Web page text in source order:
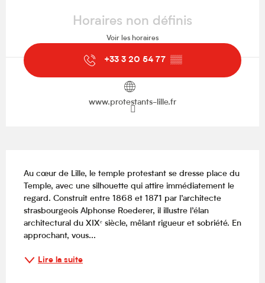
Horaires non définis
Voir les horaires
+33 3 20 54 77 ▒▒
www.protestants-lille.fr
Au cœur de Lille, le temple protestant se dresse place du
Temple, avec une silhouette qui attire immédiatement le
regard. Construit entre 1868 et 1871 par l’architecte
strasbourgeois Alphonse Roederer, il illustre l’élan
architectural du XIXᵉ siècle, mêlant rigueur et sobriété. En
approchant, vous...
Lire la suite